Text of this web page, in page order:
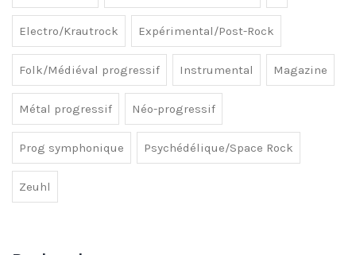
Electro/Krautrock Expérimental/Post-Rock
Folk/Médiéval progressif Instrumental Magazine
Métal progressif Néo-progressif
Prog symphonique Psychédélique/Space Rock
Zeuhl